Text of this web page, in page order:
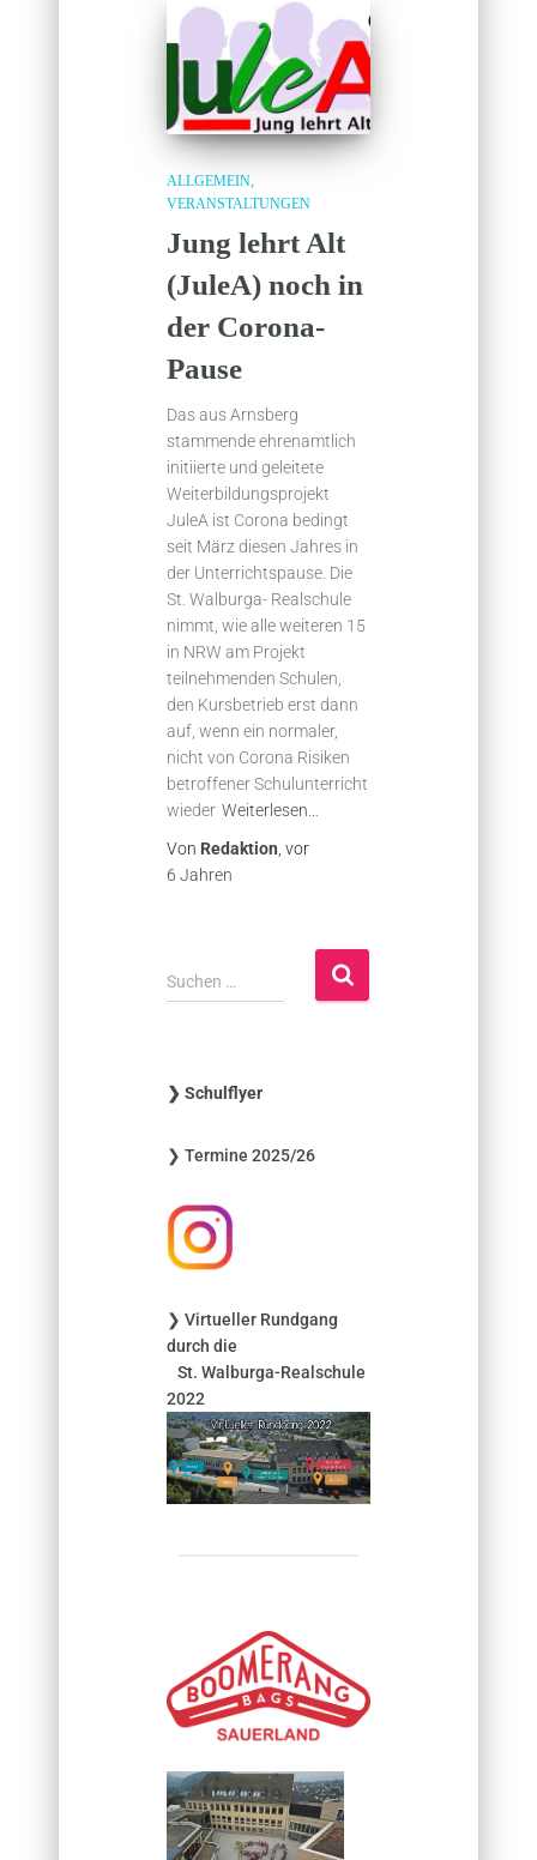
ALLGEMEIN
VERANSTALTUNGEN
Jung lehrt Alt
(JuleA) noch in
der Corona-
Pause
Das aus Arnsberg
stammende ehrenamtlich
initiierte und geleitete
Weiterbildungsprojekt
JuleA ist Corona bedingt
seit März diesen Jahres in
der Unterrichtspause. Die
St. Walburga- Realschule
nimmt, wie alle weiteren 15
in NRW am Projekt
teilnehmenden Schulen,
den Kursbetrieb erst dann
auf, wenn ein normaler,
nicht von Corona Risiken
betroffener Schulunterricht
wieder Weiterlesen…
Von Redaktion , vor
6 Jahren
S
u
n
a
h
:
Suchen …
❯ Schulflyer
❯ Termine 2025/26
❯ Virtueller Rundgang
durch die
St. Walburga-Realschule
2022